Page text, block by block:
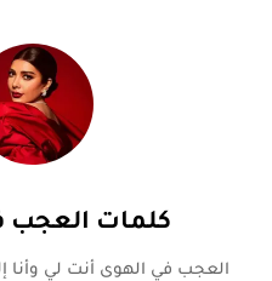
كلمات العجب
العجب في الهوى أنت لي وأنا